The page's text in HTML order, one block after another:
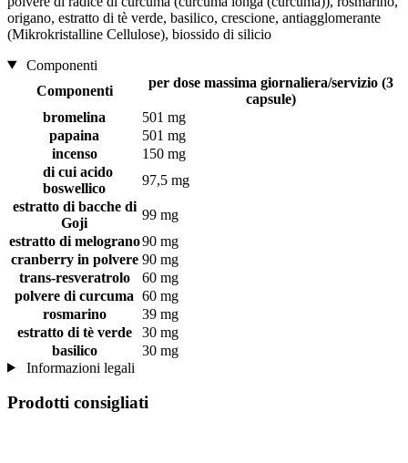
origano, estratto di tè verde, basilico, crescione, antiagglomerante
(Mikrokristalline Cellulose), biossido di silicio
Componenti
Componenti
per dose massima giornaliera/servizio (3
capsule)
bromelina
501 mg
papaina
501 mg
incenso
150 mg
di cui acido
boswellico
97,5 mg
estratto di bacche di
Goji
99 mg
estratto di melograno90 mg
cranberry in polvere 90 mg
trans-resveratrolo
60 mg
polvere di curcuma 60 mg
rosmarino
39 mg
estratto di tè verde
30 mg
basilico
30 mg
Informazioni legali
Prodotti consigliati